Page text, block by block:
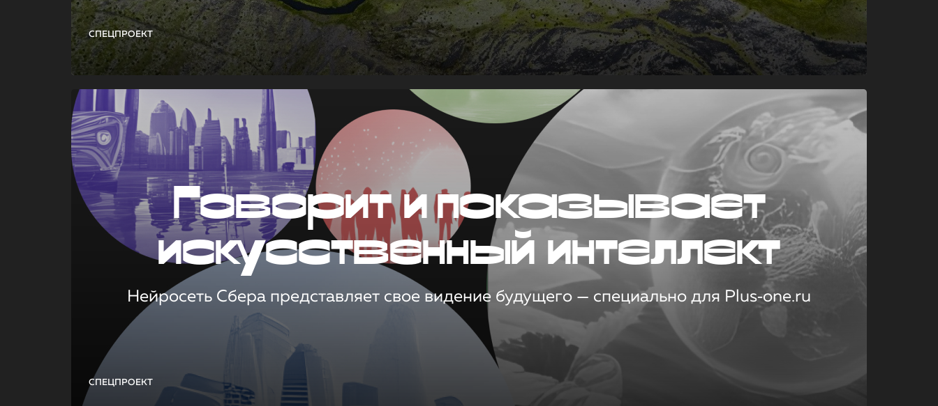
СПЕЦПРОЕКТ
СПЕЦПРОЕКТ
Говорит и показывает
искусственный интеллект
Нейросеть Сбера представляет свое видение будущего — специально для Plus‑one.ru